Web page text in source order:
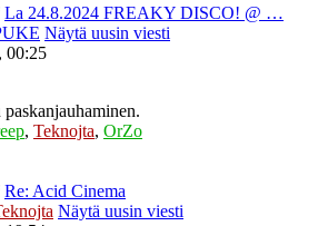
La 24.8.2024 FREAKY DISCO! @ …
Näytä uusin viesti
00:25
, Teknojta, OrZo
Re: Acid Cinema
Näytä uusin viesti